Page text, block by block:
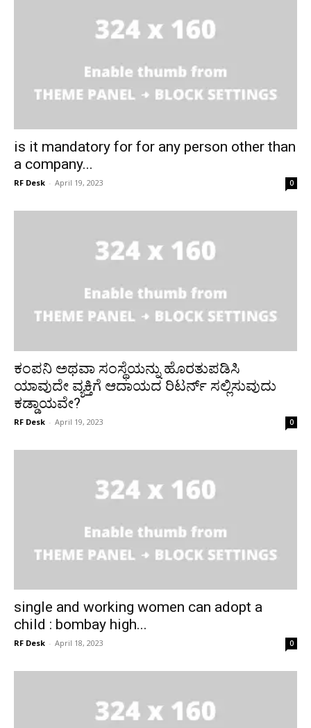
is it mandatory for for any person other than
a company...
RF Desk - April 19, 2023 0
ಕಂಪನಿ ಅಥವಾ ಸಂಸ್ಥೆಯನ್ನು ಹೊರತುಪಡಿಸಿ
ಯಾವುದೇ ವ್ಯಕ್ತಿಗೆ ಆದಾಯದ ರಿಟರ್ನ್ ಸಲ್ಲಿಸುವುದು
ಕಡ್ಡಾಯವೇ?
RF Desk - April 19, 2023 0
single and working women can adopt a
child : bombay high...
RF Desk - April 18, 2023 0